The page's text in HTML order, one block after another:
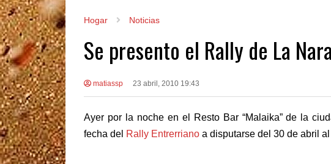
Hogar Noticias
Se presento el Rally de La
matiassp 23 abril, 2010 19:43
Ayer por la noche en el Resto Bar “Malaika” de la
fecha del Rally Entrerriano a disputarse del 30 de abril